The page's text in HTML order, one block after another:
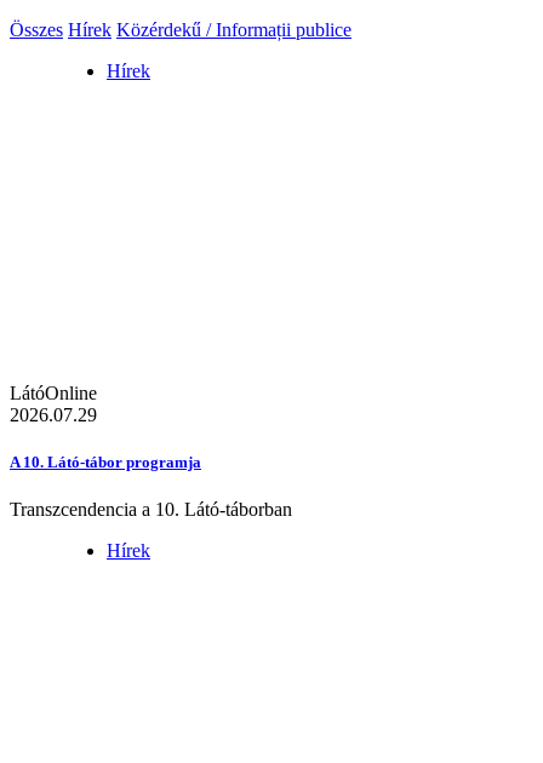
Összes Hírek Közérdekű / Informații publice
Hírek
LátóOnline
2026.07.29
A 10. Látó-tábor programja
Transzcendencia a 10. Látó-táborban
Hírek